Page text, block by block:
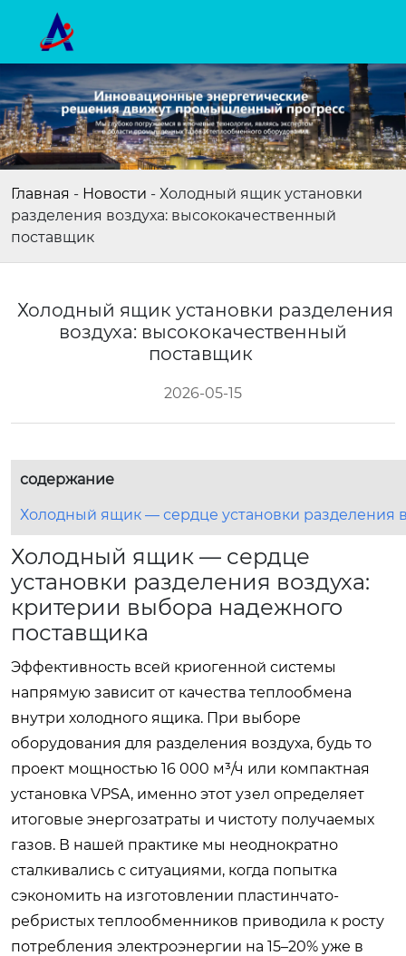
Главная - Новости - Холодный ящик установки
разделения воздуха: высококачественный
поставщик
Холодный ящик установки разделения
воздуха: высококачественный
поставщик
2026-05-15
содержание
Холодный ящик — сердце установки разделения
Холодный ящик — сердце
установки разделения воздуха:
критерии выбора надежного
поставщика
Эффективность всей криогенной системы
напрямую зависит от качества теплообмена
внутри холодного ящика. При выборе
оборудования для разделения воздуха, будь то
проект мощностью 16 000 м³/ч или компактная
установка VPSA, именно этот узел определяет
итоговые энергозатраты и чистоту получаемых
газов. В нашей практике мы неоднократно
сталкивались с ситуациями, когда попытка
сэкономить на изготовлении пластинчато-
ребристых теплообменников приводила к росту
потребления электроэнергии на 15–20% уже в